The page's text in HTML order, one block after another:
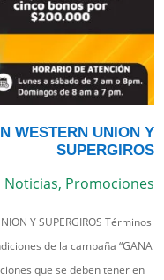
WESTERN UNION Y
SUPERGIROS
Noticias, Promociones
Y SUPERGIROS Términos
de la campaña “GANA
que se deben tener en